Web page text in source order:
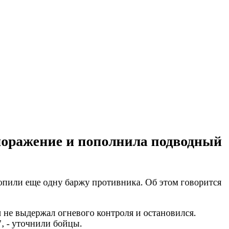
и пополнила подводный
еще одну баржу противника. Об этом говорится
выдержал огневого контроля и остановился.
- уточнили бойцы.